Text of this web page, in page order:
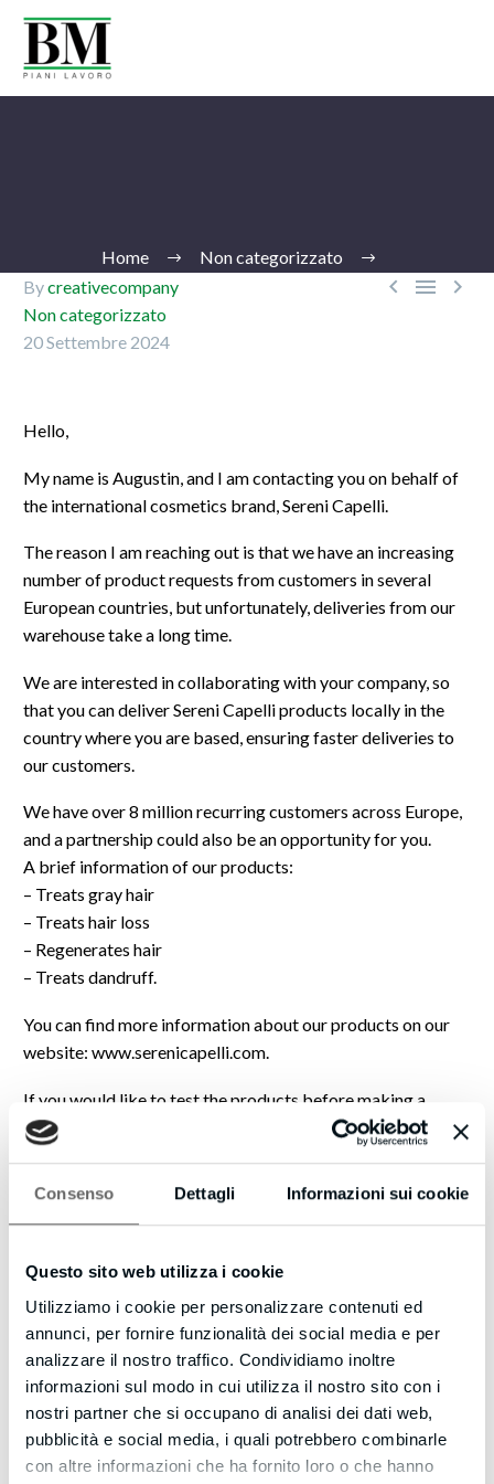
Consenso Dettagli Informazioni sui cookie
Questo sito web utilizza i cookie
Utilizziamo i cookie per personalizzare contenuti ed
annunci, per fornire funzionalità dei social media e per
analizzare il nostro traffico. Condividiamo inoltre
informazioni sul modo in cui utilizza il nostro sito con i
nostri partner che si occupano di analisi dei dati web,
pubblicità e social media, i quali potrebbero combinarle
con altre informazioni che ha fornito loro o che hanno
Home Non categorizzato
  
Bycreativecompany
Non categorizzato
20 Settembre 2024
Hello,
My name is Augustin, and I am contacting you on behalf of
the international cosmetics brand, Sereni Capelli.
The reason I am reaching out is that we have an increasing
number of product requests from customers in several
European countries, but unfortunately, deliveries from our
warehouse take a long time.
We are interested in collaborating with your company, so
that you can deliver Sereni Capelli products locally in the
country where you are based, ensuring faster deliveries to
our customers.
We have over 8 million recurring customers across Europe,
and a partnership could also be an opportunity for you.
A brief information of our products:
– Treats gray hair
– Treats hair loss
– Regenerates hair
– Treats dandruff.
You can find more information about our products on our
website: www.serenicapelli.com.
If you would like to test the products before making a
decision, to see for yourself that our products are
exceptional and offer all the benefits we promise, you can
www.serenicapelli.com at half price.
automatically be reduced by 50%, over the existing
If you are interested in a collaboration, please send me an
email at contact@serenicapelli.com.
Thank you, and I look forward to your message.
Augustin O.
Franchise Manager